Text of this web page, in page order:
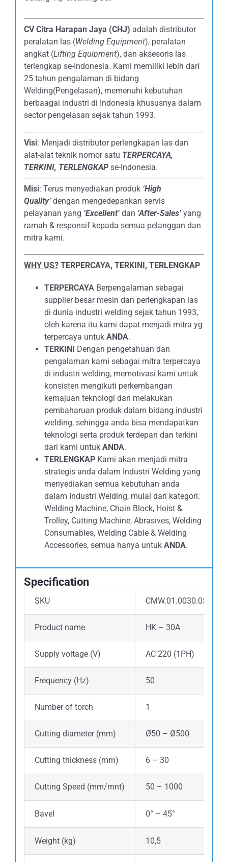
CV Citra Harapan Jaya (CHJ) adalah distributor
peralatan las (Welding Equipment), peralatan
angkat (Lifting Equipment), dan aksesoris las
terlengkap se-Indonesia. Kami memiliki lebih dari
25 tahun pengalaman di bidang
Welding(Pengelasan), memenuhi kebutuhan
berbaagai industri di Indonesia khususnya dalam
sector pengelasan sejak tahun 1993.
Visi: Menjadi distributor perlengkapan las dan
alat-alat teknik nomor satu TERPERCAYA,
TERKINI, TERLENGKAPse-Indonesia.
Misi: Terus menyediakan produk ‘High
Quality’dengan mengedepankan servis
pelayanan yang ‘Excellent’dan ‘After-Sales’yang
ramah & responsif kepada semua pelanggan dan
mitra kami.
WHY US? TERPERCAYA, TERKINI, TERLENGKAP
TERPERCAYABerpengalaman sebagai
supplier besar mesin dan perlengkapan las
di dunia industri welding sejak tahun 1993,
oleh karena itu kami dapat menjadi mitra yg
terpercaya untuk ANDA.
TERKINI Dengan pengetahuan dan
pengalaman kami sebagai mitra terpercaya
di industri welding, memotivasi kami untuk
konsisten mengikuti perkembangan
kemajuan teknologi dan melakukan
pembaharuan produk dalam bidang industri
welding, sehingga anda bisa mendapatkan
teknologi serta produk terdepan dan terkini
dari kami untuk ANDA.
TERLENGKAPKami akan menjadi mitra
strategis anda dalam Industri Welding yang
menyediakan semua kebutuhan anda
dalam Industri Welding, mulai dari kategori:
Welding Machine, Chain Block, Hoist &
Trolley, Cutting Machine, Abrasives, Welding
Consumables, Welding Cable & Welding
Accessories, semua hanya untuk ANDA.
Specification
SKU CMW.01.0030.051
Product name HK – 30A
Supply voltage (V) AC 220 (1PH)
Frequency (Hz) 50
Number of torch 1
Cutting diameter (mm) Ø50 – Ø500
Cutting thickness (mm) 6 – 30
Cutting Speed (mm/mnt) 50 – 1000
Bavel 0° – 45°
Weight (kg) 10,5